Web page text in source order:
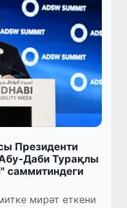
Президенти
Даби Турақлы
саммитиндеги
мирәт еткени